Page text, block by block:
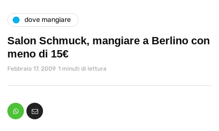
dove mangiare
Salon Schmuck, mangiare a Berlino con
meno di 15€
Febbraio 17, 2009 1 minuti di lettura